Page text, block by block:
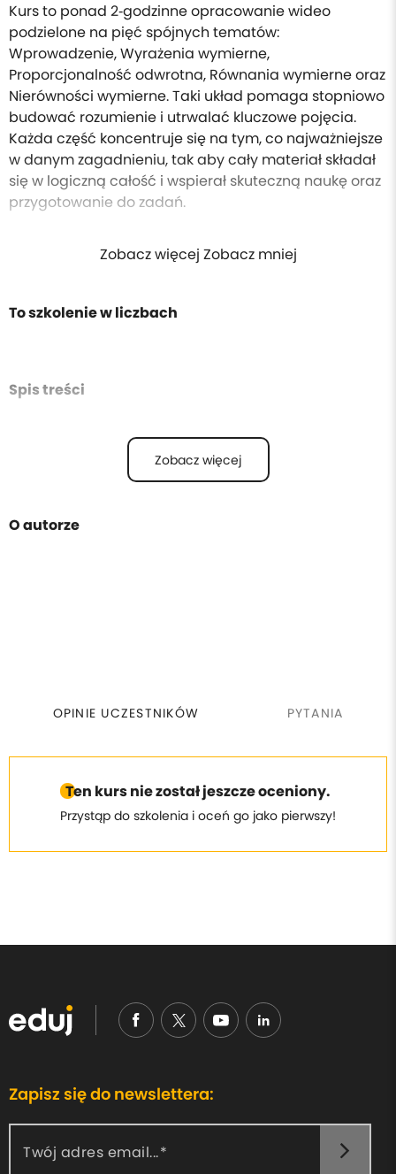
Kurs to ponad 2‑godzinne opracowanie wideo
podzielone na pięć spójnych tematów:
Wprowadzenie, Wyrażenia wymierne,
Proporcjonalność odwrotna, Równania wymierne oraz
Nierówności wymierne. Taki układ pomaga stopniowo
budować rozumienie i utrwalać kluczowe pojęcia.
Każda część koncentruje się na tym, co najważniejsze
w danym zagadnieniu, tak aby cały materiał składał
się w logiczną całość i wspierał skuteczną naukę oraz
przygotowanie do zadań.
Zobacz więcej Zobacz mniej
To szkolenie w liczbach
Spis treści
Zobacz więcej
O autorze
OPINIE UCZESTNIKÓW PYTANIA
Ten kurs nie został jeszcze oceniony.
Przystąp do szkolenia i oceń go jako pierwszy!
Zapisz się do newslettera:
Twój adres email...